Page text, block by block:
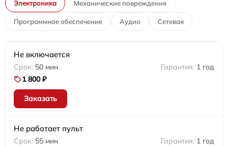
Электроника Механические повреждения
Программное обеспечение Аудио Сетевая
Не включается
50 мин
1 год
1 800 ₽
Заказать
Не работает пульт
55 мин
1 год